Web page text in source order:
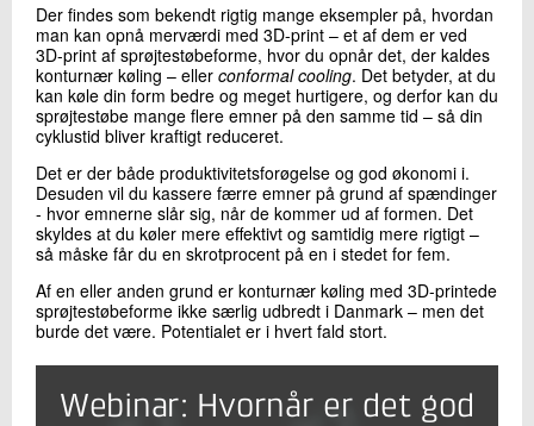
Der findes som bekendt rigtig mange eksempler på, hvordan
man kan opnå merværdi med 3D-print – et af dem er ved
3D-print af sprøjtestøbeforme, hvor du opnår det, der kaldes
konturnær køling – eller conformal cooling. Det betyder, at du
kan køle din form bedre og meget hurtigere, og derfor kan du
sprøjtestøbe mange flere emner på den samme tid – så din
cyklustid bliver kraftigt reduceret.
Det er der både produktivitetsforøgelse og god økonomi i.
Desuden vil du kassere færre emner på grund af spændinger
- hvor emnerne slår sig, når de kommer ud af formen. Det
skyldes at du køler mere effektivt og samtidig mere rigtigt –
så måske får du en skrotprocent på en i stedet for fem.
Af en eller anden grund er konturnær køling med 3D-printede
sprøjtestøbeforme ikke særlig udbredt i Danmark – men det
burde det være. Potentialet er i hvert fald stort.
Webinar: Hvornår er det god